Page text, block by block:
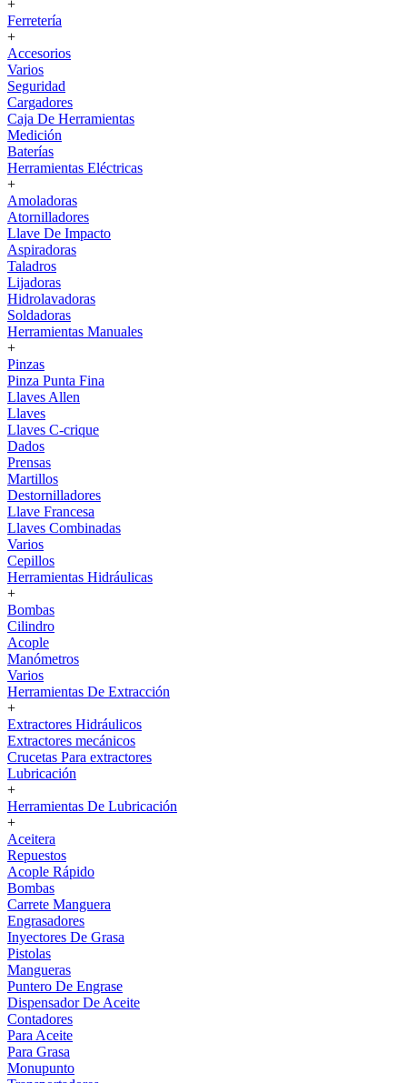
+
Ferretería
+
Accesorios
Varios
Seguridad
Cargadores
Caja De Herramientas
Medición
Baterías
Herramientas Eléctricas
+
Amoladoras
Atornilladores
Llave De Impacto
Aspiradoras
Taladros
Lijadoras
Hidrolavadoras
Soldadoras
Herramientas Manuales
+
Pinzas
Pinza Punta Fina
Llaves Allen
Llaves
Llaves C-crique
Dados
Prensas
Martillos
Destornilladores
Llave Francesa
Llaves Combinadas
Varios
Cepillos
Herramientas Hidráulicas
+
Bombas
Cilindro
Acople
Manómetros
Varios
Herramientas De Extracción
+
Extractores Hidráulicos
Extractores mecánicos
Crucetas Para extractores
Lubricación
+
Herramientas De Lubricación
+
Aceitera
Repuestos
Acople Rápido
Bombas
Carrete Manguera
Engrasadores
Inyectores De Grasa
Pistolas
Mangueras
Puntero De Engrase
Dispensador De Aceite
Contadores
Para Aceite
Para Grasa
Monupunto